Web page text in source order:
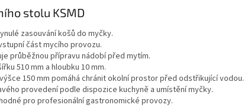
stolu KSMD
zasouvání košů do myčky.
část mycího provozu.
průběžnou přípravu nádobí před mytím.
510 mm a hloubku 10 mm.
150 mm pomáhá chránit okolní prostor před odstřikující vodou.
provedení podle dispozice kuchyně a umístění myčky.
pro profesionální gastronomické provozy.